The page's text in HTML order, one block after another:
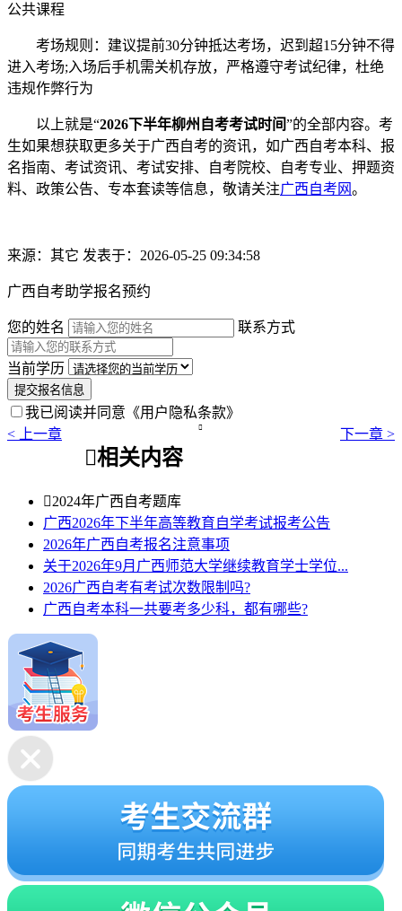
公共课程
考场规则：建议提前30分钟抵达考场，迟到超15分钟不得
进入考场;入场后手机需关机存放，严格遵守考试纪律，杜绝
违规作弊行为
以上就是“2026下半年柳州自考考试时间”的全部内容。考
生如果想获取更多关于广西自考的资讯，如广西自考本科、报
名指南、考试资讯、考试安排、自考院校、自考专业、押题资
料、政策公告、专本套读等信息，敬请关注广西自考网。
来源：其它 发表于：2026-05-25 09:34:58
广西自考助学报名预约
您的姓名 联系方式
当前学历
提交报名信息
我已阅读并同意 《用户隐私条款》
< 上一章
 下一章 >
相关内容
2024年广西自考题库
广西2026年下半年高等教育自学考试报考公告
2026年广西自考报名注意事项
关于2026年9月广西师范大学继续教育学士学位...
2026广西自考有考试次数限制吗?
广西自考本科一共要考多少科，都有哪些?